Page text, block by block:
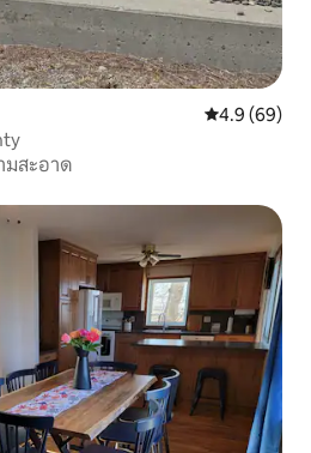
คะแนนเฉลี่ย
4.9 (69)
มสะอาด